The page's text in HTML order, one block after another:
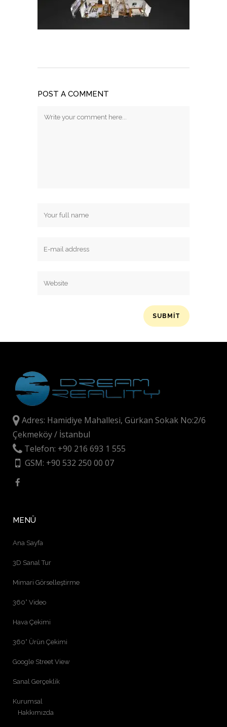
POST A COMMENT
Adres: Hamidiye Mahallesi, Gürkan Sokak No:2/6
Çekmeköy / İstanbul
Telefon: +90 216 693 1 555
GSM: +90 532 250 00 07
MENÜ
Ana Sayfa
3D Sanal Tur
Mimari Görselleştirme
360° Video
Hava Çekimi
360° Ürün Çekimi
Google Street View
Sanal Gerçeklik
Kurumsal
Hakkımızda